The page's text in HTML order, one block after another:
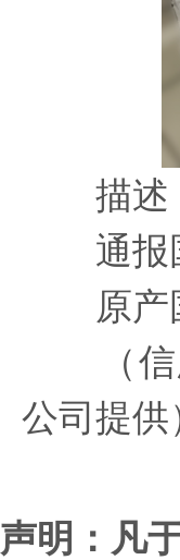
描述
通报国
原产
（信息
公司提供
声明：凡